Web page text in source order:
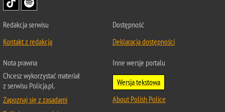
Redakcja serwisu
Kontakt z redakcją
Dostępność
Deklaracja dostępności
Nota prawna
Chcesz wykorzystać materiał
z serwisu Policja.pl.
Zapoznaj się z zasadami
Inne wersje portalu
Wersja tekstowa
About Polish Police